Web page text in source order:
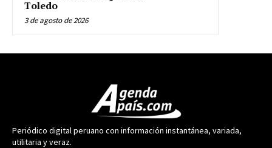
Toledo
3 de agosto de 2026
Periódico digital peruano con información instantánea, variada,
utilitaria y veraz.